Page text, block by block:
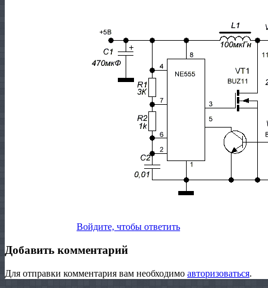
Войдите, чтобы ответить
Добавить комментарий
Для отправки комментария вам необходимо авторизоваться.